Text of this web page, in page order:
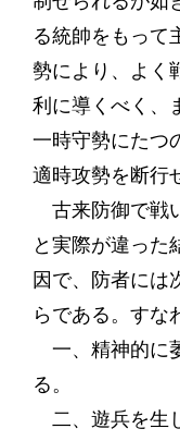
る統帥をもって
勢により、よく
利に導くべく、
一時守勢にたつ
適時攻勢を断行
古来防御で戦
と実際が違った
因で、防者には
らである。すな
一、精神的に
る。
二、遊兵を生